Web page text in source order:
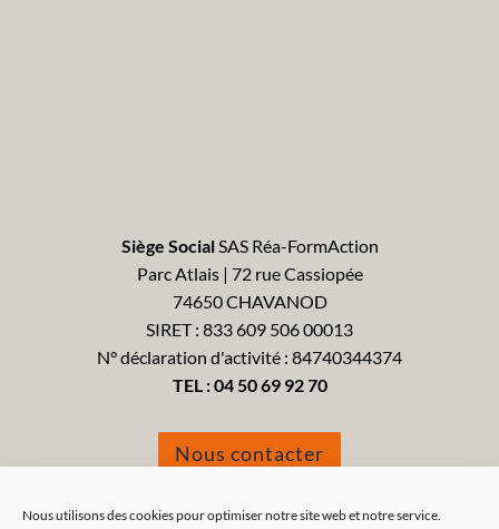
Nous utilisons des cookies pour optimiser notre site web et notre service.
Siège SocialSAS Réa-FormAction
Parc Atlais | 72 rue Cassiopée
74650 CHAVANOD
SIRET : 833 609 506 00013
N° déclaration d'activité : 84740344374
TEL :04 50 69 92 70
Nous contacter